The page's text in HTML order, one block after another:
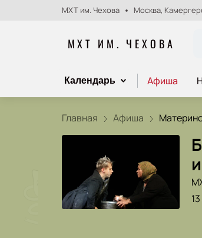
МХТ им. Чехова Москва,
МХТ ИМ. ЧЕХОВА
Календарь Афиша
Главная Афиша